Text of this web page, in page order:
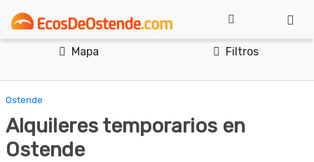
Mapa Filtros
Ostende
Alquileres temporarios en
Ostende